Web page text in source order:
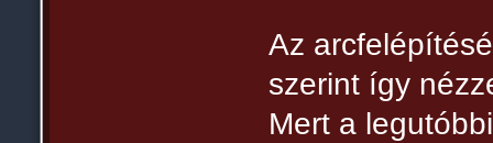
Az
szerint így
Mert a